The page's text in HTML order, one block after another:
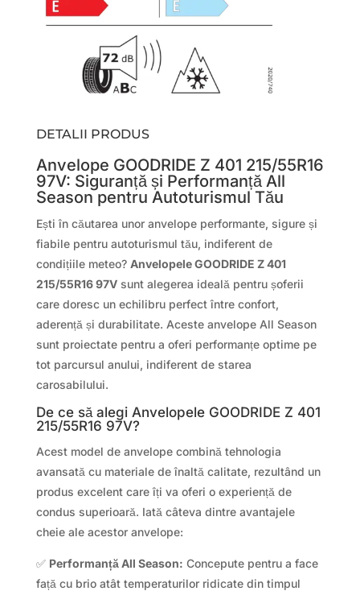
DETALII PRODUS
Anvelope GOODRIDE Z 401 215/55R16
97V: Siguranță și Performanță All
Season pentru Autoturismul Tău
Ești în căutarea unor anvelope performante, sigure și
fiabile pentru autoturismul tău, indiferent de
condițiile meteo? Anvelopele GOODRIDE Z 401
215/55R16 97Vsunt alegerea ideală pentru șoferii
care doresc un echilibru perfect între confort,
aderență și durabilitate. Aceste anvelope All Season
sunt proiectate pentru a oferi performanțe optime pe
tot parcursul anului, indiferent de starea
carosabilului.
De ce să alegi Anvelopele GOODRIDE Z 401
215/55R16 97V?
Acest model de anvelope combină tehnologia
avansată cu materiale de înaltă calitate, rezultând un
produs excelent care îți va oferi o experiență de
condus superioară. Iată câteva dintre avantajele
cheie ale acestor anvelope:
✅ Performanță All Season: Concepute pentru a face
față cu brio atât temperaturilor ridicate din timpul